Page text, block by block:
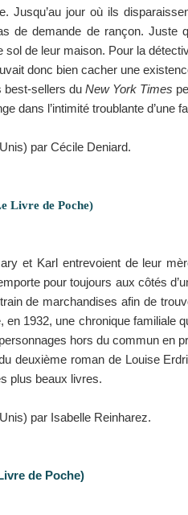
Jusqu’au jour où ils
de demande de rançon. Juste
de leur maison. Pour la
donc bien cacher une
best-sellers du New York Times
dans l’intimité troublante d’une
par Cécile Deniard.
Livre de Poche)
et Karl entrevoient de leur
pour toujours aux côtés
de marchandises afin de
1932, une chronique familiale
hors du commun en
deuxième roman de Louise
plus beaux livres.
par Isabelle Reinharez.
de Poche)